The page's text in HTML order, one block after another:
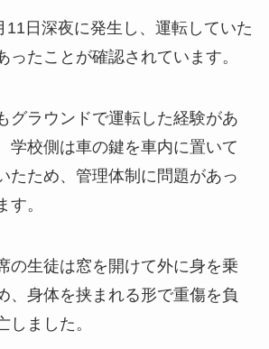
11日深夜に発生し、運転していた
ったことが確認されています。
グラウンドで運転した経験があ
学校側は車の鍵を車内に置いて
たため、管理体制に問題があっ
す。
の生徒は窓を開けて外に身を乗
、身体を挟まれる形で重傷を負
しました。